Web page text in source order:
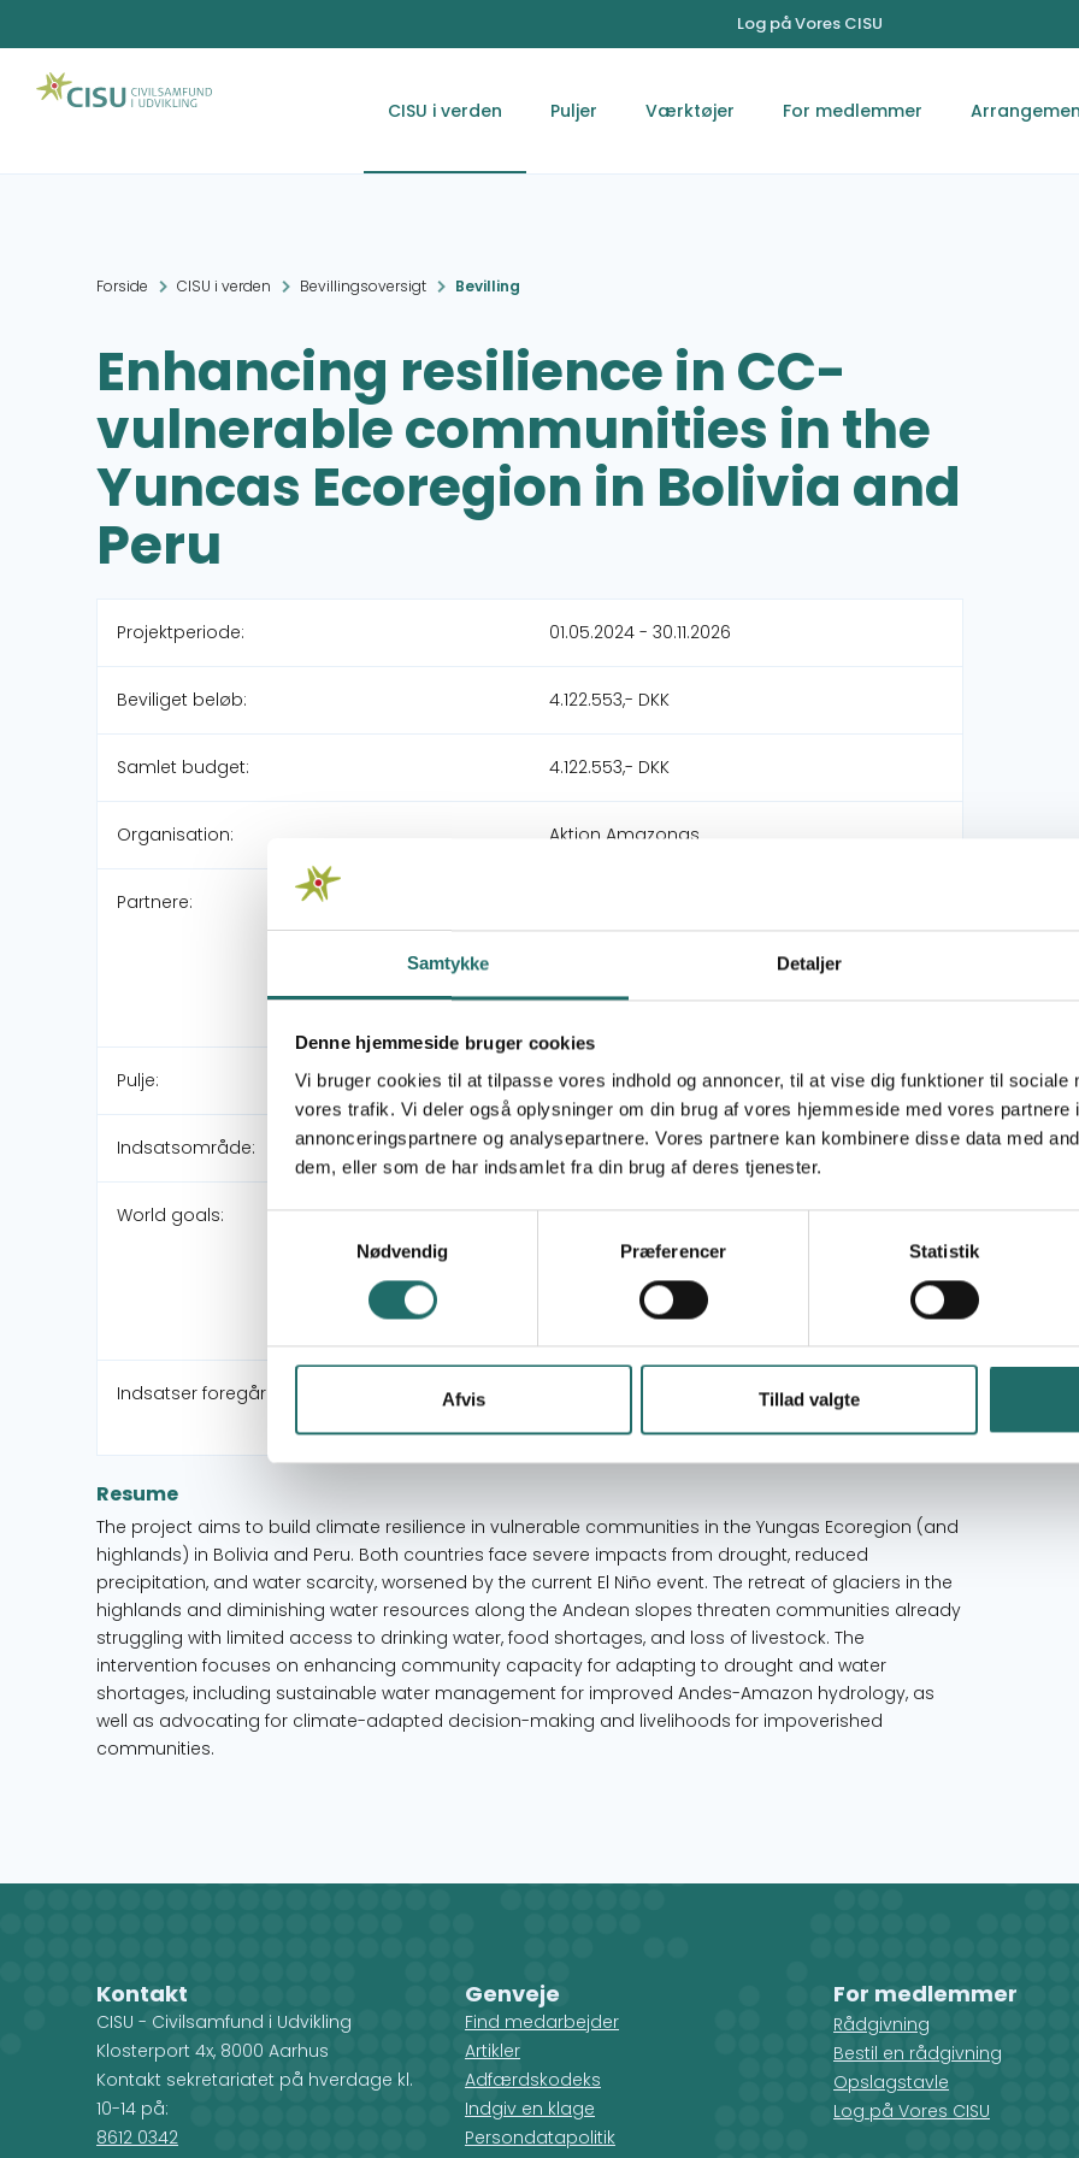
Samtykke Detaljer
Denne hjemmeside bruger cookies
Vi bruger cookies til at tilpasse vores indhold og annoncer, til at vise dig funktioner til sociale
vores trafik. Vi deler også oplysninger om din brug af vores hjemmeside med vores partnere
annonceringspartnere og analysepartnere. Vores partnere kan kombinere disse data med
dem, eller som de har indsamlet fra din brug af deres tjenester.
Nødvendig
Præferencer Statistik
Afvis Tillad valgte
Log på Vores CISU
CISU i verden Puljer Værktøjer For medlemmer
Forside CISU i verden Bevillingsoversigt Bevilling
Enhancing resilience in CC-
vulnerable communities in the
Yuncas Ecoregion in Bolivia and
Peru
Projektperiode: 01.05.2024 - 30.11.2026
Beviliget beløb: 4.122.553,- DKK
Samlet budget: 4.122.553,- DKK
Organisation: Aktion Amazonas
Partnere:
Cuenta Amazónica - ACCA
ONG-Asociacion Boliviana para la
Pulje: Civilsamfundspuljen
Indsatsområde: Klimatilpasning (CCAM)
World goals:
Mål 1: Afskaf fattigdom
Mål 11: Bæredygtige byer og lokalsamfund
Mål 15: Livet på land
Mål 17: Partnerskaber for handling
Indsatser foregår i:
Resume
The project aims to build climate resilience in vulnerable communities in the Yungas Ecoregion (and
highlands) in Bolivia and Peru. Both countries face severe impacts from drought, reduced
precipitation, and water scarcity, worsened by the current El Niño event. The retreat of glaciers in the
highlands and diminishing water resources along the Andean slopes threaten communities already
struggling with limited access to drinking water, food shortages, and loss of livestock. The
intervention focuses on enhancing community capacity for adapting to drought and water
shortages, including sustainable water management for improved Andes-Amazon hydrology, as
well as advocating for climate-adapted decision-making and livelihoods for impoverished
communities.
Kontakt
CISU - Civilsamfund i Udvikling
Klosterport 4x, 8000 Aarhus
Kontakt sekretariatet på hverdage kl.
10-14 på:
8612 0342
Genveje
Find medarbejder
Artikler
Adfærdskodeks
Indgiv en klage
Persondatapolitik
For medlemmer
Rådgivning
Bestil en rådgivning
Opslagstavle
Log på Vores CISU